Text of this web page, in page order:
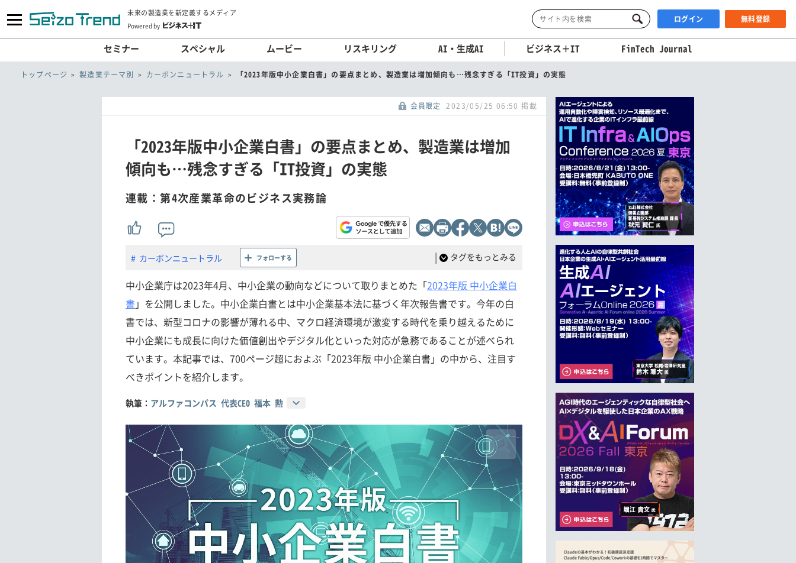
未来の製造業を新定義するメディア
Powered by
ログイン 無料登録
セミナー スペシャル ムービー リスキリング AI・生成AI ビジネス＋IT FinTech Journal
トップページ 製造業テーマ別 カーボンニュートラル 「2023年版中小企業白書」の要点まとめ、製造業は増加傾向も…残念すぎる「IT投資」の実態
会員限定 2023/05/25 06:50 掲載
「2023年版中小企業白書」の要点まとめ、製造業は増加
傾向も…残念すぎる「IT投資」の実態
連載：第4次産業革命のビジネス実務論
カーボンニュートラル フォローする | タグをもっとみる
中小企業庁は2023年4月、中小企業の動向などについて取りまとめた「2023年版 中小企業白
書 」を公開しました。中小企業白書とは中小企業基本法に基づく年次報告書です。今年の白
書では、新型コロナの影響が薄れる中、マクロ経済環境が激変する時代を乗り越えるために
中小企業にも成長に向けた価値創出やデジタル化といった対応が急務であることが述べられ
ています。本記事では、700ページ超におよぶ「2023年版 中小企業白書」の中から、注目す
べきポイントを紹介します。
執筆： アルファコンパス 代表CEO 福本 勲